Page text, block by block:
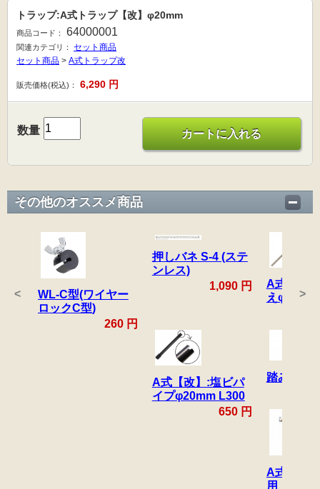
トラップ:A式トラップ【改】φ20mm
商品コード： 64000001
関連カテゴリ：
セット商品
セット商品 > A式トラップ改
販売価格(税込)： 6,290 円
数量 カートに入れる
その他のオススメ商品
WL-C型(ワイヤー
ロックC型)
260 円
押しバネ S-4 (ステ
ンレス)
1,090 円
A式【改
えφ20mm
A式【改】:塩ビパ
イプφ20mm L300
650 円
踏み板(樹
A式レバ
用
< >